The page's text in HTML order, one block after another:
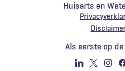
Huisarts en
Voet
Als eerste op